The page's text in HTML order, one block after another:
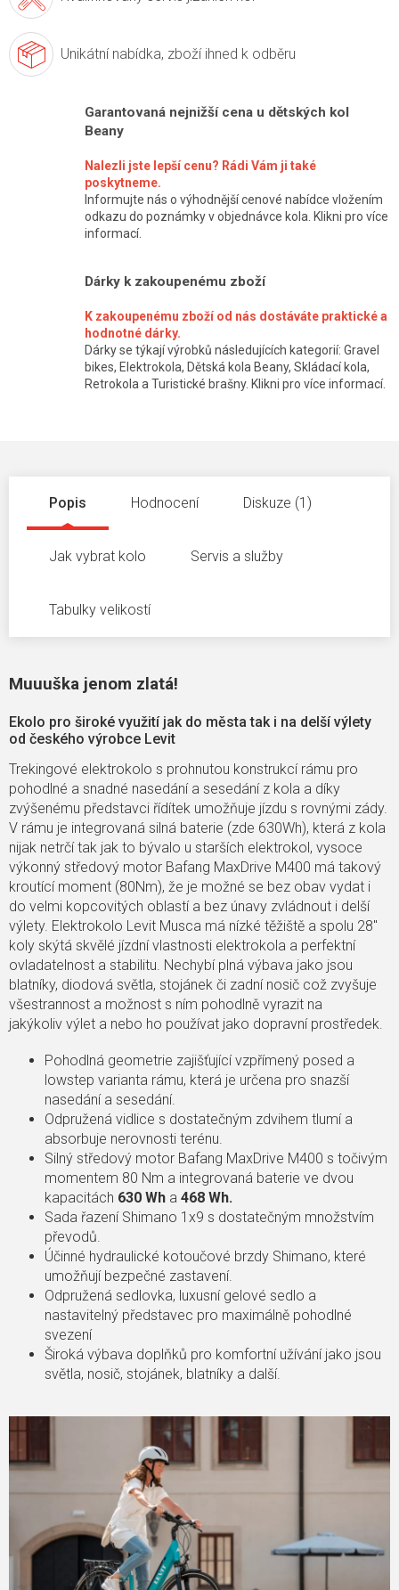
Unikátní nabídka, zboží ihned k odběru
Garantovaná nejnižší cena u dětských kol
Beany
Nalezli jste lepší cenu? Rádi Vám ji také
poskytneme.
Informujte nás o výhodnější cenové nabídce vložením
odkazu do poznámky v objednávce kola. Klikni pro více
informací.
Dárky k zakoupenému zboží
K zakoupenému zboží od nás dostáváte praktické a
hodnotné dárky.
Dárky se týkají výrobků následujících kategorií: Gravel
bikes, Elektrokola, Dětská kola Beany, Skládací kola,
Retrokola a Turistické brašny. Klikni pro více informací.
Popis Hodnocení Diskuze (1)
Jak vybrat kolo Servis a služby
Tabulky velikostí
Muuuška jenom zlatá!
Ekolo pro široké využití jak do města tak i na delší výlety
od českého výrobce Levit
Trekingové elektrokolo s prohnutou konstrukcí rámu pro
pohodlné a snadné nasedání a sesedání z kola a díky
zvýšenému představci řídítek umožňuje jízdu s rovnými zády.
V rámu je integrovaná silná baterie (zde 630Wh), která z kola
nijak netrčí tak jak to bývalo u starších elektrokol, vysoce
výkonný středový motor Bafang MaxDrive M400 má takový
kroutící moment (80Nm), že je možné se bez obav vydat i
do velmi kopcovitých oblastí a bez únavy zvládnout i delší
výlety. Elektrokolo Levit Musca má nízké těžiště a spolu 28"
koly skýtá skvělé jízdní vlastnosti elektrokola a perfektní
ovladatelnost a stabilitu. Nechybí plná výbava jako jsou
blatníky, diodová světla, stojánek či zadní nosič což zvyšuje
všestrannost a možnost s ním pohodlně vyrazit na
jakýkoliv výlet a nebo ho používat jako dopravní prostředek.
Pohodlná geometrie zajišťující vzpřímený posed a
lowstep varianta rámu, která je určena pro snazší
nasedání a sesedání.
Odpružená vidlice s dostatečným zdvihem tlumí a
absorbuje nerovnosti terénu.
Silný středový motor Bafang MaxDrive M400 s točivým
momentem 80 Nm a integrovaná baterie ve dvou
kapacitách 630 Wh a 468 Wh.
Sada řazení Shimano 1x9 s dostatečným množstvím
převodů.
Účinné hydraulické kotoučové brzdy Shimano, které
umožňují bezpečné zastavení.
Odpružená sedlovka, luxusní gelové sedlo a
nastavitelný představec pro maximálně pohodlné
svezení
Široká výbava doplňků pro komfortní užívání jako jsou
světla, nosič, stojánek, blatníky a další.